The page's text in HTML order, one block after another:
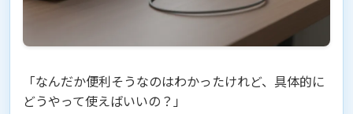
「なんだか便利そうなのはわかったけれど、具体的に
どうやって使えばいいの？」